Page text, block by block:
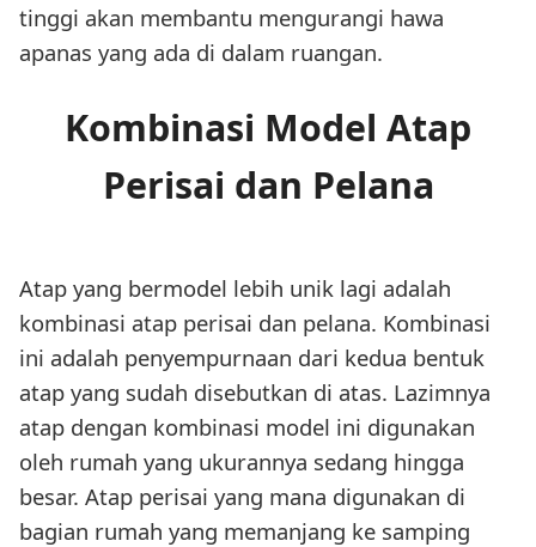
tinggi akan membantu mengurangi hawa
apanas yang ada di dalam ruangan.
Kombinasi Model Atap
Perisai dan Pelana
Atap yang bermodel lebih unik lagi adalah
kombinasi atap perisai dan pelana. Kombinasi
ini adalah penyempurnaan dari kedua bentuk
atap yang sudah disebutkan di atas. Lazimnya
atap dengan kombinasi model ini digunakan
oleh rumah yang ukurannya sedang hingga
besar. Atap perisai yang mana digunakan di
bagian rumah yang memanjang ke samping